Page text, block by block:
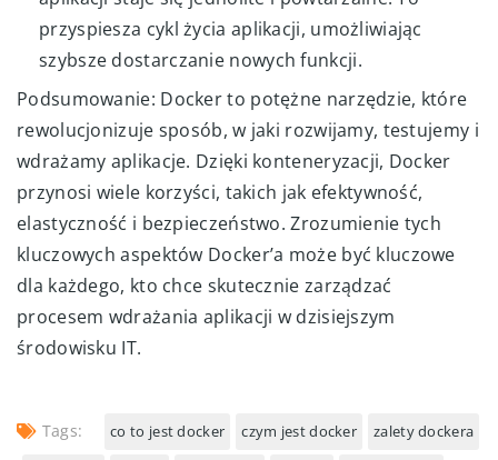
przyspiesza cykl życia aplikacji, umożliwiając
szybsze dostarczanie nowych funkcji.
Podsumowanie: Docker to potężne narzędzie, które
rewolucjonizuje sposób, w jaki rozwijamy, testujemy i
wdrażamy aplikacje. Dzięki konteneryzacji, Docker
przynosi wiele korzyści, takich jak efektywność,
elastyczność i bezpieczeństwo. Zrozumienie tych
kluczowych aspektów Docker’a może być kluczowe
dla każdego, kto chce skutecznie zarządzać
procesem wdrażania aplikacji w dzisiejszym
środowisku IT.
Tags: co to jest docker czym jest docker zalety dockera